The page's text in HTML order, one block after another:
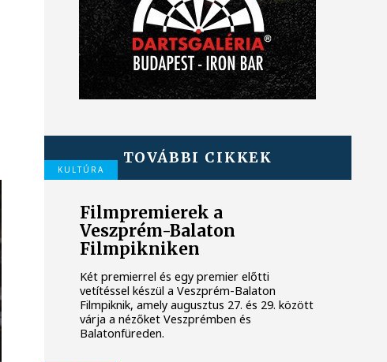
TOVÁBBI CIKKEK
KULTÚRA
Filmpremierek a
Veszprém-Balaton
Filmpikniken
Két premierrel és egy premier előtti
vetítéssel készül a Veszprém-Balaton
Filmpiknik, amely augusztus 27. és 29. között
várja a nézőket Veszprémben és
Balatonfüreden.